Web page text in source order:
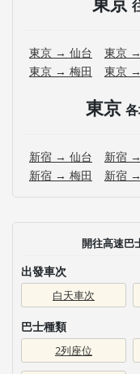
東京 → 仙台 東京
東京 → 梅田
東京
東京
新宿 → 仙台 新宿
新宿 → 梅田
新宿
開往高速巴
出發車次
白天車次
巴士種類
2列座位